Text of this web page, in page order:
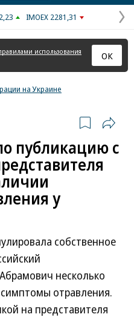
IMOEX 2281,31
использования
ОК
на Украине
публикацию с
у
собственное
несколько
отравления.
на представителя